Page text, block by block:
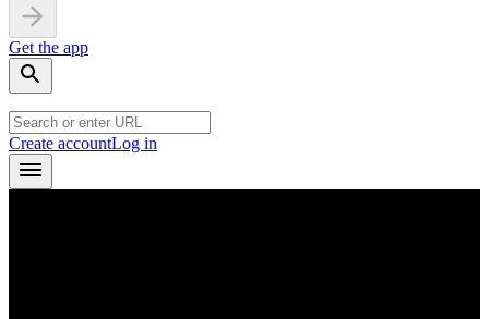
Get the app
Create accountLog in